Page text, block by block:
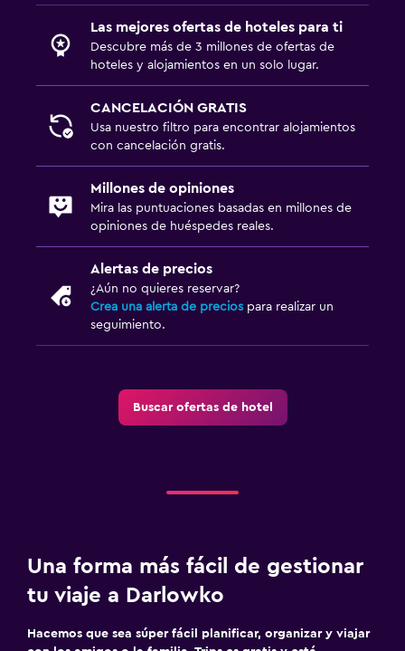
Las mejores ofertas de hoteles para ti
Descubre más de 3 millones de ofertas de
hoteles y alojamientos en un solo lugar.
CANCELACIÓN GRATIS
Usa nuestro filtro para encontrar alojamientos
con cancelación gratis.
Millones de opiniones
Mira las puntuaciones basadas en millones de
opiniones de huéspedes reales.
Alertas de precios
¿Aún no quieres reservar?
Crea una alerta de precios para realizar un
seguimiento.
Buscar ofertas de hotel
Una forma más fácil de gestionar
tu viaje a Darlowko
Hacemos que sea súper fácil planificar, organizar y viajar